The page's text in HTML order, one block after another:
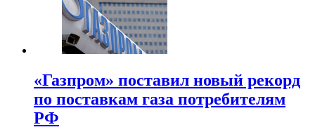
«Газпром» поставил новый рекорд
по поставкам газа потребителям
РФ